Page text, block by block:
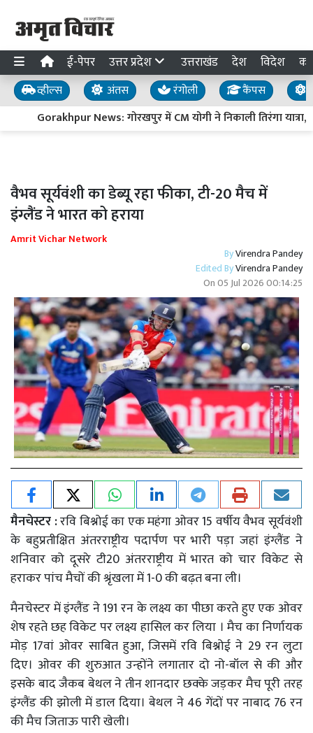
ई-पेपर उत्तर प्रदेश उत्तराखंड देश विदेश
व्हील्स अंतस रंगोली कैंपस
Gorakhpur News: गोरखपुर में CM योगी ने निकाली तिरंगा
वैभव सूर्यवंशी का डेब्यू रहा फीका, टी-20 मैच में
इंग्लैंड ने भारत को हराया
Amrit Vichar Network
ByVirendra Pandey
Edited ByVirendra Pandey
On05 Jul 2026 00:14:25
मैनचेस्टर :रवि बिश्नोई का एक महंगा ओवर 15 वर्षीय वैभव सूर्यवंशी
के बहुप्रतीक्षित अंतरराष्ट्रीय पदार्पण पर भारी पड़ा जहां इंग्लैंड ने
शनिवार को दूसरे टी20 अंतरराष्ट्रीय में भारत को चार विकेट से
हराकर पांच मैचों की श्रृंखला में 1-0 की बढ़त बना ली।
मैनचेस्टर में इंग्लैंड ने 191 रन के लक्ष्य का पीछा करते हुए एक ओवर
शेष रहते छह विकेट पर लक्ष्य हासिल कर लिया । मैच का निर्णायक
मोड़ 17वां ओवर साबित हुआ, जिसमें रवि बिश्नोई ने 29 रन लुटा
दिए। ओवर की शुरुआत उन्होंने लगातार दो नो-बॉल से की और
इसके बाद जैकब बेथल ने तीन शानदार छक्के जड़कर मैच पूरी तरह
इंग्लैंड की झोली में डाल दिया। बेथल ने 46 गेंदों पर नाबाद 76 रन
की मैच जिताऊ पारी खेली।